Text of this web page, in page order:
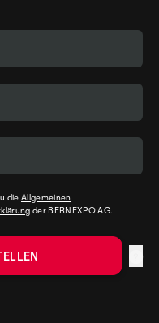
dieAllgemeinen
der BERNEXPO AG.